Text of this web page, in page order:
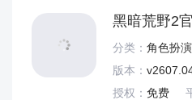
黑暗荒野2
分类： 角色扮演
版本：
授权： 免费